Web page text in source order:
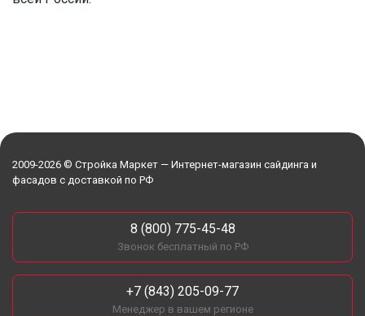
2009-2026 © Стройка Маркет — Интернет-магазин сайдинга и
фасадов с доставкой по РФ
8 (800) 775-45-48
Звонок бесплатный по РФ
+7 (843) 205-09-77
Менеджер в вашем регионе